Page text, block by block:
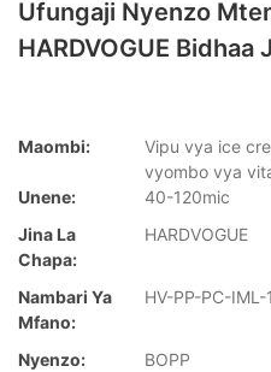
Ufungaji Nyenzo
HARDVOGUE Bidhaa
Maombi:
Vipu vya ice
vyombo vya
Unene:
40-120mic
Jina La
Chapa:
HARDVOGUE
Nambari Ya
Mfano:
HV-PP-PC-IML-
Nyenzo: BOPP